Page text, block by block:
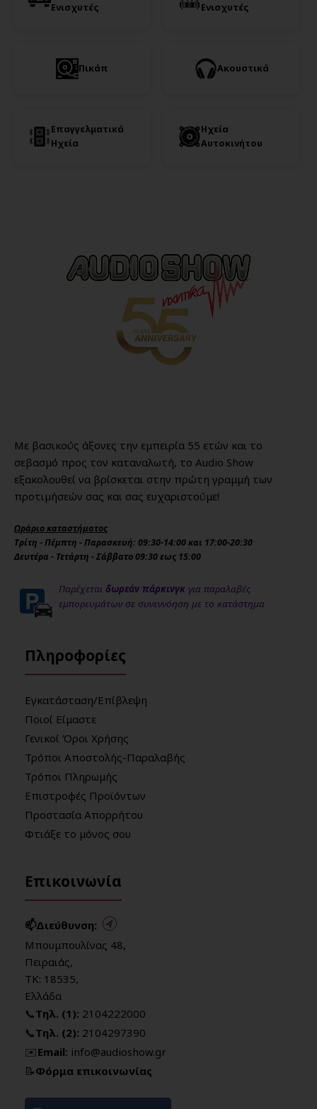
Ενισχυτές
Ενισχυτές
Πικάπ Ακουστικά
Επαγγελματικά
Ηχεία
Ηχεία
Αυτοκινήτου
Με βασικούς άξονες την εμπειρία 55 ετών και το
σεβασμό προς τον καταναλωτή, το Audio Show
εξακολουθεί να βρίσκεται στην πρώτη γραμμή των
προτιμήσεών σας και σας ευχαριστούμε!
Ωράριο καταστήματος
Τρίτη - Πέμπτη - Παρασκευή: 09:30-14:00 και 17:00-20:30
Δευτέρα - Τετάρτη - Σάββατο 09:30 εως 15:00
Παρέχεται δωρεάν πάρκινγκ για παραλαβές
εμπορευμάτων σε συνεννόηση με το κατάστημα
Πληροφορίες
Εγκατάσταση/Επίβλεψη
Ποιοί Είμαστε
Γενικοί Όροι Χρήσης
Τρόποι Αποστολής-Παραλαβής
Τρόποι Πληρωμής
Επιστροφές Προϊόντων
Προστασία Απορρήτου
Φτιάξε το μόνος σου
Επικοινωνία
📫Διεύθυνση:
Μπουμπουλίνας 48,
Πειραιάς,
ΤΚ: 18535,
Ελλάδα
📞Τηλ. (1): 2104222000
📞Τηλ. (2): 2104297390
✉️Email: info@audioshow.gr
📝Φόρμα επικοινωνίας